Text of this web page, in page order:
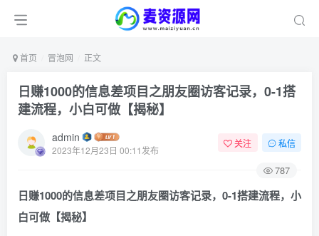
首页 冒泡网 正文
日赚1000的信息差项目之朋友圈访客记录，0-1搭
建流程，小白可做【揭秘】
admin
2023年12月23日 00:11发布
关注 私信
787
日赚1000的信息差项目之朋友圈访客记录，0-1搭建流程，小
白可做【揭秘】